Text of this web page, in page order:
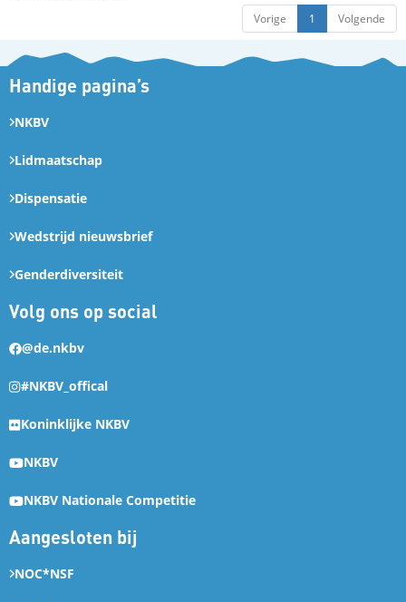
Vorige
1 Volgende
Handige pagina’s
NKBV
Lidmaatschap
Dispensatie
Wedstrijd nieuwsbrief
Genderdiversiteit
Volg ons op social
@de.nkbv
#NKBV_offical
Koninklijke NKBV
NKBV
NKBV Nationale Competitie
Aangesloten bij
NOC*NSF